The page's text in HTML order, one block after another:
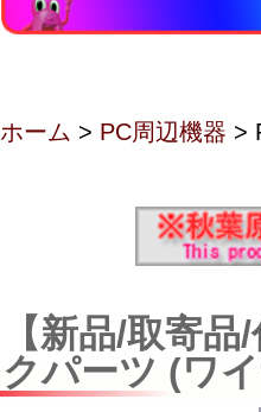
ホーム > PC周辺機器 >
【新品/取寄
クパーツ (ワ